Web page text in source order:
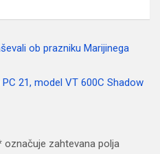
ob prazniku Marijinega
21, model VT 600C Shadow
označuje zahtevana polja